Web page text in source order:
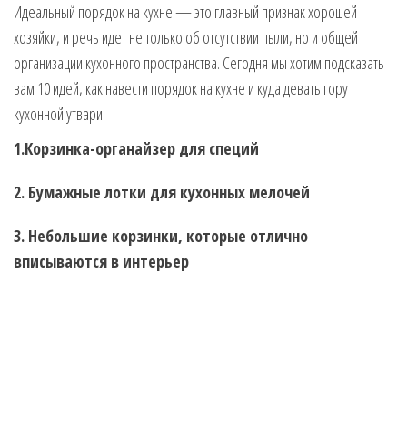
Идеальный порядок на кухне — это главный признак хорошей
хозяйки, и речь идет не только об отсутствии пыли, но и общей
организации кухонного пространства. Сегодня мы хотим подсказать
вам 10 идей, как навести порядок на кухне и куда девать гору
кухонной утвари!
1.Корзинка-органайзер для специй
2. Бумажные лотки для кухонных мелочей
3. Небольшие корзинки, которые отлично
вписываются в интерьер